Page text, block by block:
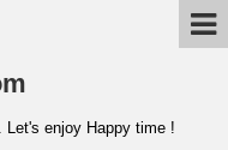
enjoy Happy time !